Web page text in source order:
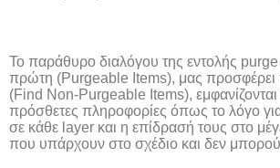
Το παράθυρο διαλόγου της εντολής
πρώτη (Purgeable Items), μας προσφέρει
(Find Non-Purgeable Items),
πρόσθετες πληροφορίες όπως το λόγο
σε κάθε layer και η επίδρασή τους στο
που υπάρχουν στο σχέδιο και δεν